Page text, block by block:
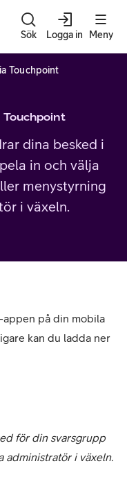
Sök Logga in Meny
Touchpoint
Touchpoint
dina besked i
in och välja
menystyrning
i växeln.
appen på din mobila
kan du ladda ner
för din svarsgrupp
administratör i växeln.